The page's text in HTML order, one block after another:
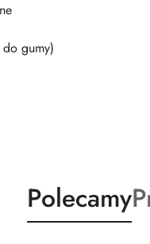
gumy)
Produkty
o
Polecamy
o